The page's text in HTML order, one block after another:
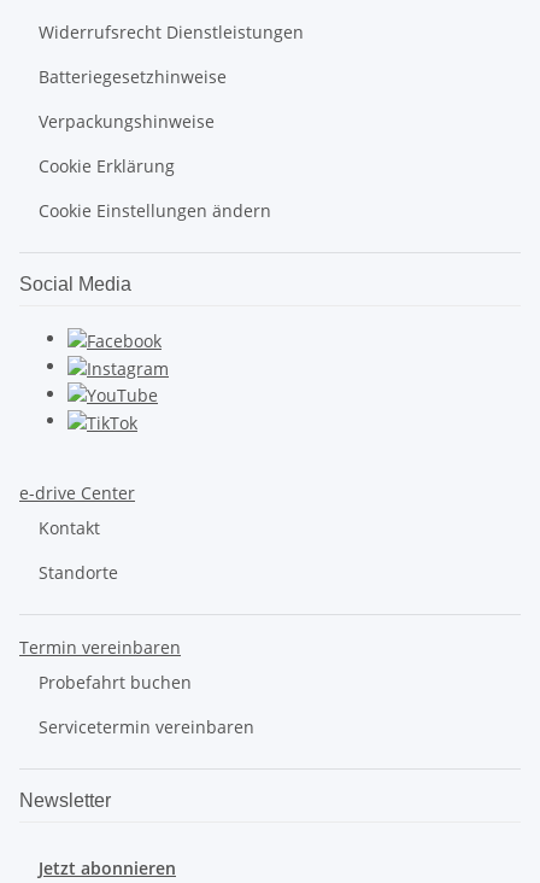
Widerrufsrecht Dienstleistungen
Batteriegesetzhinweise
Verpackungshinweise
Cookie Erklärung
Cookie Einstellungen ändern
Social Media
e-drive Center
Kontakt
Standorte
Termin vereinbaren
Probefahrt buchen
Servicetermin vereinbaren
Newsletter
Jetzt abonnieren